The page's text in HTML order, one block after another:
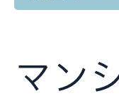
マン